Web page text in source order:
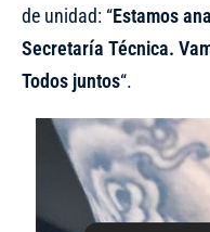
de unidad: “Estamos
Secretaría Técnica.
Todos juntos“.